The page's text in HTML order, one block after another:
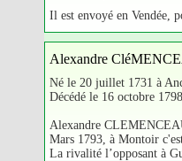
Il est envoyé en Vendée,
Alexandre
Né le 20 juillet 1731 à
Décédé le 16 octobre
Alexandre
Mars 1793, à Montoir
La rivalité l’opposant à